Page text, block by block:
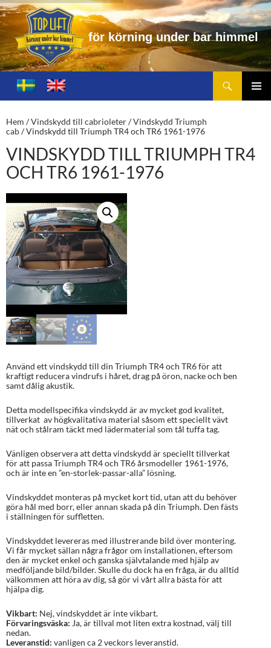
örning under bar himme
Toplift.se – för körning under bar himmel
HOPPA
TILL
Hem /Vindskydd till cabrioleter/Vindskydd Triumph
cab/ Vindskydd till Triumph TR4 och TR6 1961-1976
VINDSKYDD TILL TRIUMPH TR4
OCH TR6 1961-1976
Använd ett vindskydd till din Triumph TR4 och TR6 för att
kraftigt reducera vindrufs i håret, drag på öron, nacke och ben
samt dålig akustik.
Detta modellspecifika vindskydd är av mycket god kvalitet,
tillverkat av högkvalitativa material såsom ett speciellt vävt
nät och stålram täckt med lädermaterial som tål tuffa tag.
Vänligen observera att detta vindskydd är speciellt tillverkat
för att passa Triumph TR4 och TR6 årsmodeller 1961-1976,
och är inte en ”en-storlek-passar-alla” lösning.
Vindskyddet monteras på mycket kort tid, utan att du behöver
göra hål med borr, eller annan skada på din Triumph. Den fästs
i ställningen för suffletten.
Vindskyddet levereras med illustrerande bild över montering.
Vi får mycket sällan några frågor om installationen, eftersom
den är mycket enkel och ganska självtalande med hjälp av
medföljande bild/bilder. Skulle du dock ha en fråga, är du alltid
välkommen att höra av dig, så gör vi vårt allra bästa för att
hjälpa dig.
Vikbart: Nej, vindskyddet är inte vikbart.
Förvaringsväska: Ja, är tillval mot liten extra kostnad, välj till
nedan.
Leveranstid: vanligen ca 2 veckors leveranstid.